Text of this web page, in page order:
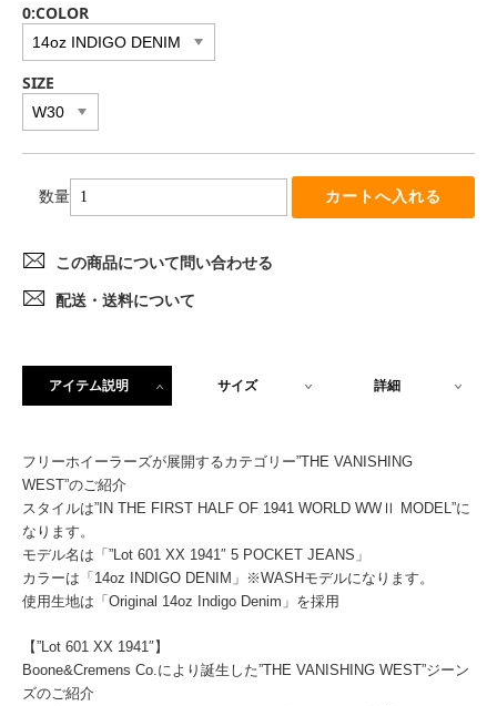
0:COLOR
SIZE
数量
この商品について問い合わせる
配送・送料について
アイテム説明 サイズ 詳細
フリーホイーラーズが展開するカテゴリー”THE VANISHING
WEST”のご紹介
スタイルは”IN THE FIRST HALF OF 1941 WORLD WWⅡ MODEL”に
なります。
モデル名は「”Lot 601 XX 1941″ 5 POCKET JEANS」
カラーは「14oz INDIGO DENIM」※WASHモデルになります。
使用生地は「Original 14oz Indigo Denim」を採用
【”Lot 601 XX 1941″】
Boone&Cremens Co.により誕生した”THE VANISHING WEST”ジーン
ズのご紹介